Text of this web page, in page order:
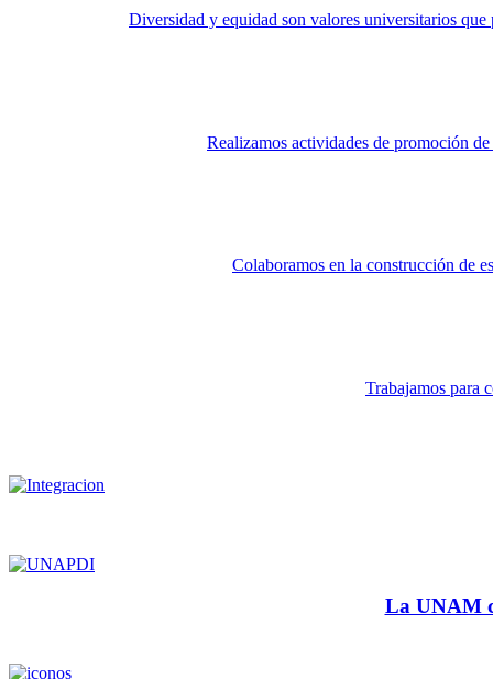
Diversidad y equidad son valores universitarios que
Realizamos actividades de promoción
Colaboramos en la construcción de
Trabajamos para
La UNAM